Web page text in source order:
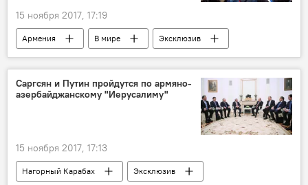
15 ноября 2017, 17:19
Армения В мире
Эксклюзив
Интересные факты об Армении и армянах
Саргсян и Путин пройдутся по армяно-
азербайджанскому "Иерусалиму"
15 ноября 2017, 17:13
Нагорный Карабах
Эксклюзив